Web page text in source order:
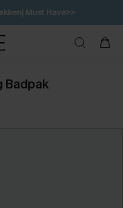
Must Have>>
korting>>
Badpak